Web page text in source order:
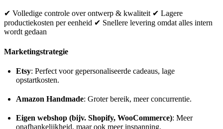
✔ Volledige controle over ontwerp & kwaliteit ✔ Lagere
productiekosten per eenheid ✔ Snellere levering omdat alles intern
wordt gedaan
Marketingstrategie
Etsy: Perfect voor gepersonaliseerde cadeaus, lage
opstartkosten.
Amazon Handmade: Groter bereik, meer concurrentie.
Eigen webshop (bijv. Shopify, WooCommerce): Meer
onafhankelijkheid, maar ook meer inspanning.